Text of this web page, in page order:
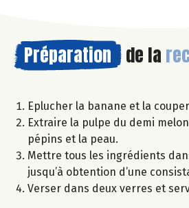
Préparation de la
Eplucher la banane et la
Extraire la pulpe du demi
pépins et la peau.
Mettre tous les ingrédients
jusqu’à obtention d’une
Verser dans deux verres et